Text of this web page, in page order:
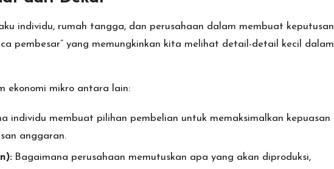
individu, rumah tangga, dan perusahaan dalam membuat keputusan
pembesar” yang memungkinkan kita melihat detail-detail kecil dalam
ekonomi mikro antara lain:
individu membuat pilihan pembelian untuk memaksimalkan kepuasan
anggaran.
Bagaimana perusahaan memutuskan apa yang akan diproduksi,